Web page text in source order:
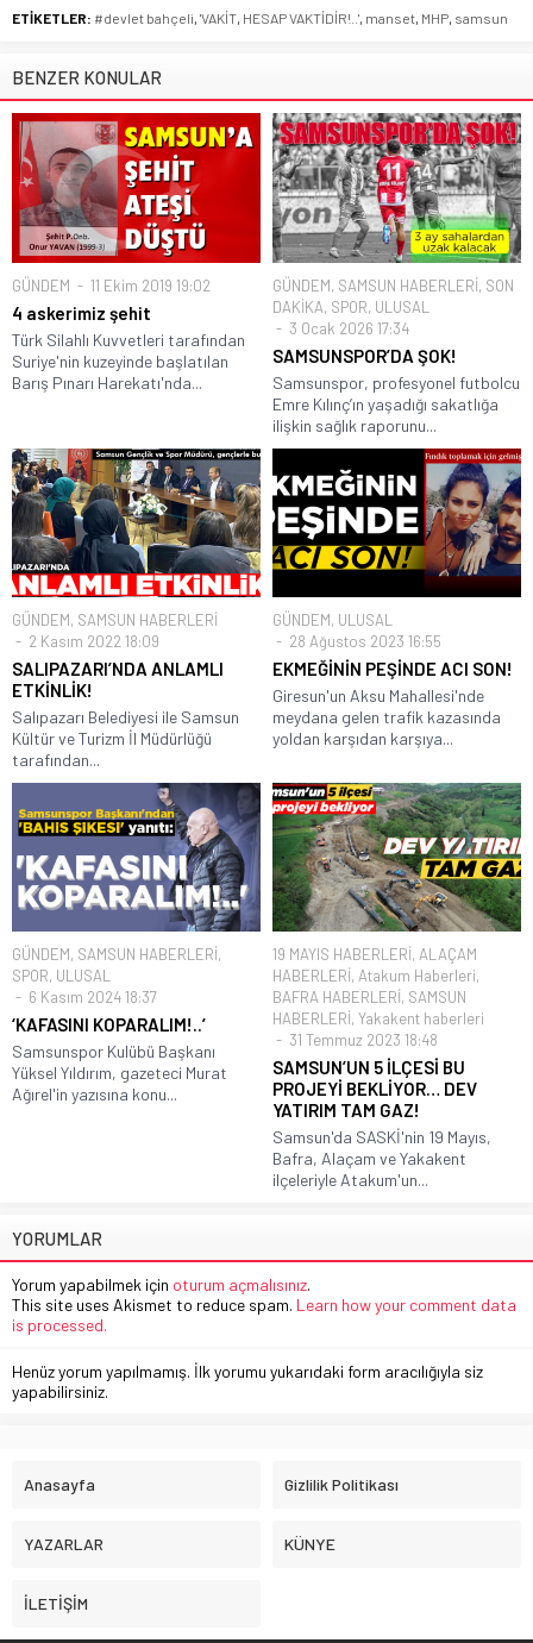
ETİKETLER: #devlet bahçeli, 'VAKİT, HESAP VAKTİDİR!..', manset, MHP, samsun
BENZER KONULAR
GÜNDEM 11 Ekim 2019 19:02
4 askerimiz şehit
Türk Silahlı Kuvvetleri tarafından
Suriye'nin kuzeyinde başlatılan
Barış Pınarı Harekatı'nda...
GÜNDEM, SAMSUN HABERLERİ, SON
DAKİKA, SPOR, ULUSAL
3 Ocak 2026 17:34
SAMSUNSPOR’DA ŞOK!
Samsunspor, profesyonel futbolcu
Emre Kılınç’ın yaşadığı sakatlığa
ilişkin sağlık raporunu...
GÜNDEM, SAMSUN HABERLERİ
2 Kasım 2022 18:09
SALIPAZARI’NDA ANLAMLI
ETKİNLİK!
Salıpazarı Belediyesi ile Samsun
Kültür ve Turizm İl Müdürlüğü
tarafından...
GÜNDEM, ULUSAL
28 Ağustos 2023 16:55
EKMEĞİNİN PEŞİNDE ACI SON!
Giresun'un Aksu Mahallesi'nde
meydana gelen trafik kazasında
yoldan karşıdan karşıya...
GÜNDEM, SAMSUN HABERLERİ,
SPOR, ULUSAL
6 Kasım 2024 18:37
‘KAFASINI KOPARALIM!..’
Samsunspor Kulübü Başkanı
Yüksel Yıldırım, gazeteci Murat
Ağırel'in yazısına konu...
19 MAYIS HABERLERİ, ALAÇAM
HABERLERİ, Atakum Haberleri,
BAFRA HABERLERİ, SAMSUN
HABERLERİ, Yakakent haberleri
31 Temmuz 2023 18:48
SAMSUN’UN 5 İLÇESİ BU
PROJEYİ BEKLİYOR… DEV
YATIRIM TAM GAZ!
Samsun'da SASKİ'nin 19 Mayıs,
Bafra, Alaçam ve Yakakent
ilçeleriyle Atakum'un...
YORUMLAR
Yorum yapabilmek için oturum açmalısınız.
This site uses Akismet to reduce spam. Learn how your comment data
is processed.
Henüz yorum yapılmamış. İlk yorumu yukarıdaki form aracılığıyla siz
yapabilirsiniz.
Anasayfa Gizlilik Politikası
YAZARLAR KÜNYE
İLETİŞİM